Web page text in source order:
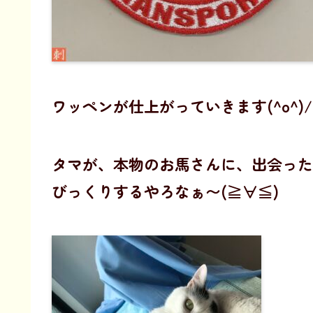
ワッペンが仕上がっていきます(^o^)/
タマが、本物のお馬さんに、出会っ
びっくりするやろなぁ〜(≧∀≦)